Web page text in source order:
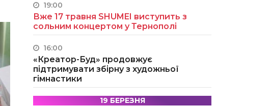
19:00
Вже 17 травня SHUMEI виступить з
сольним концертом у Тернополі
16:00
«Креатор-Буд» продовжує
підтримувати збірну з художньої
гімнастики
19 БЕРЕЗНЯ